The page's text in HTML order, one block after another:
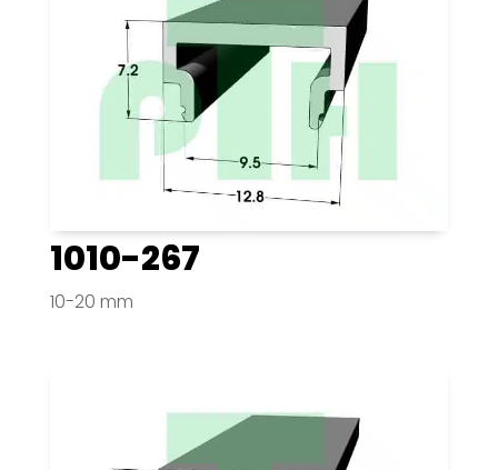
1010-267
10-20 mm